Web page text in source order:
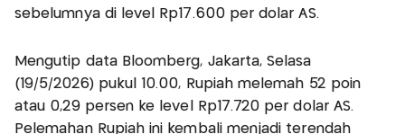
sebelumnya di level Rp17.600 per dolar AS.
Mengutip data Bloomberg, Jakarta, Selasa
(19/5/2026) pukul 10.00, Rupiah melemah 52 poin
atau 0,29 persen ke level Rp17.720 per dolar AS.
Pelemahan Rupiah ini kembali menjadi terendah